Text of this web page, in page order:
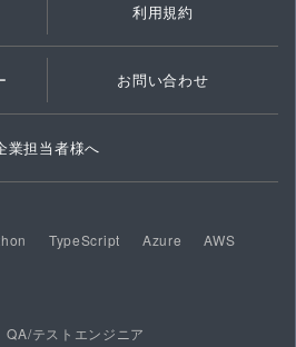
利用規約
お問い合わせ
業担当者様へ
TypeScript Azure
AWS
QA/テストエンジニア